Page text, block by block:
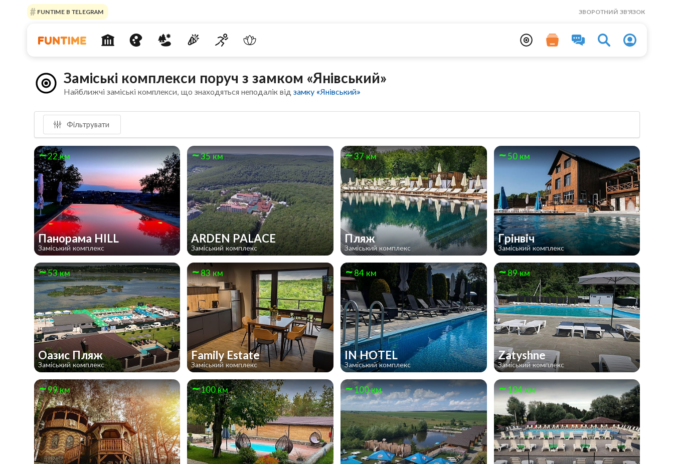
FUNTIME В TELEGRAM ЗВОРОТНИЙ ЗВ'ЯЗОК
Заміські комплекси поруч з замком «Янівський»
Найближчі заміські комплекси, що знаходяться неподалік відзамку «Янівський»
Фільтрувати
22 км
Панорама HILL
Заміський комплекс
35 км
ARDEN PALACE
Заміський комплекс
37 км
Пляж
Заміський комплекс
50 км
Грінвіч
Заміський комплекс
53 км
Оазис Пляж
Заміський комплекс
83 км
Family Estate
Заміський комплекс
84 км
IN HOTEL
Заміський комплекс
89 км
Zatyshne
Заміський комплекс
99 км 100 км 100 км 104 км